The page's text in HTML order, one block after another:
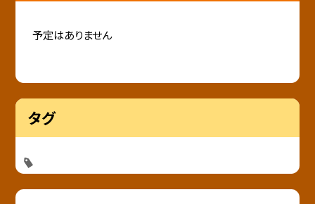
予定はありません
タグ